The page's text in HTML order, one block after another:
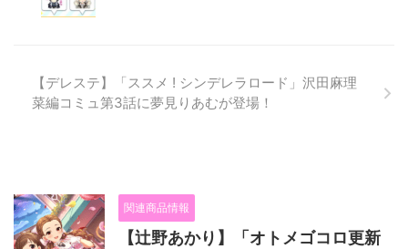
【デレステ】「ススメ ! シンデレラロード」沢田麻理
菜編コミュ第3話に夢見りあむが登場！
関連商品情報
【辻野あかり】「オトメゴコロ更新